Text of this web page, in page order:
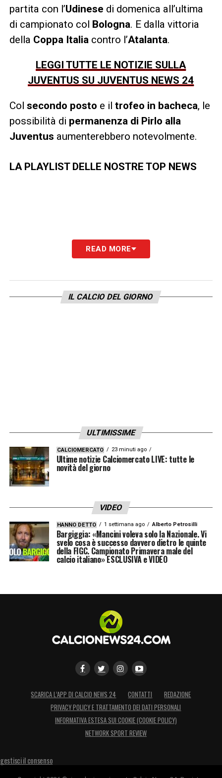
partita con l’Udinese di domenica all’ultima
di campionato col Bologna. E dalla vittoria
della Coppa Italia contro l’Atalanta.
LEGGI TUTTE LE NOTIZIE SULLA
JUVENTUS SU JUVENTUS NEWS 24
Col secondo posto e il trofeo in bacheca, le
possibilità di permanenza di Pirlo alla
Juventus aumenterebbero notevolmente.
LA PLAYLIST DELLE NOSTRE TOP NEWS
READ MORE
IL CALCIO DEL GIORNO
ULTIMISSIME
CALCIOMERCATO 23 minuti ago
Ultime notizie Calciomercato LIVE: tutte le
novità del giorno
VIDEO
HANNO DETTO 1 settimana ago Alberto Petrosilli
Bargiggia: «Mancini voleva solo la Nazionale. Vi
svelo cosa è successo davvero dietro le quinte
della FIGC. Campionato Primavera male del
calcio italiano» ESCLUSIVA e VIDEO
SCARICA L’APP DI CALCIO NEWS 24 CONTATTI
REDAZIONE
PRIVACY POLICY E TRATTAMENTO DEI DATI PERSONALI
INFORMATIVA ESTESA SUI COOKIE (COOKIE POLICY)
NETWORK SPORT REVIEW
gestisci il consenso